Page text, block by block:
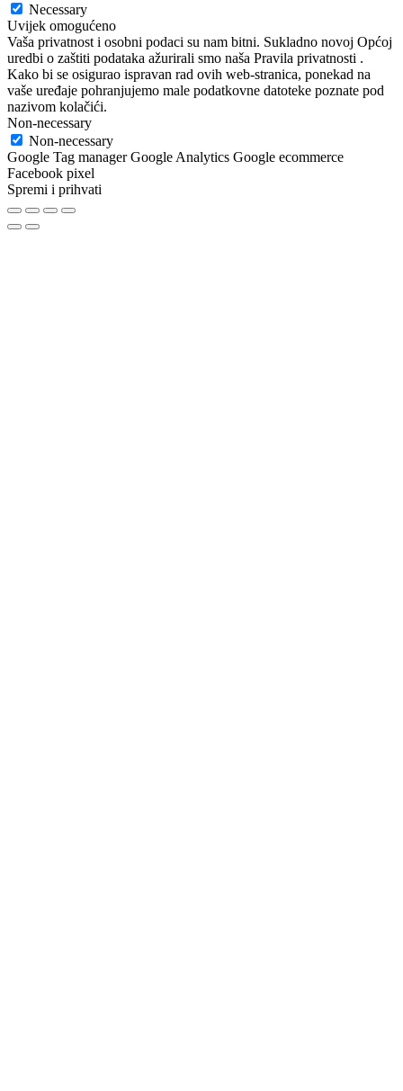
Necessary
Uvijek omogućeno
Vaša privatnost i osobni podaci su nam bitni. Sukladno novoj Općoj
uredbi o zaštiti podataka ažurirali smo naša Pravila privatnosti .
Kako bi se osigurao ispravan rad ovih web-stranica, ponekad na
vaše uređaje pohranjujemo male podatkovne datoteke poznate pod
nazivom kolačići.
Non-necessary
Non-necessary
Google Tag manager Google Analytics Google ecommerce
Facebook pixel
Spremi i prihvati